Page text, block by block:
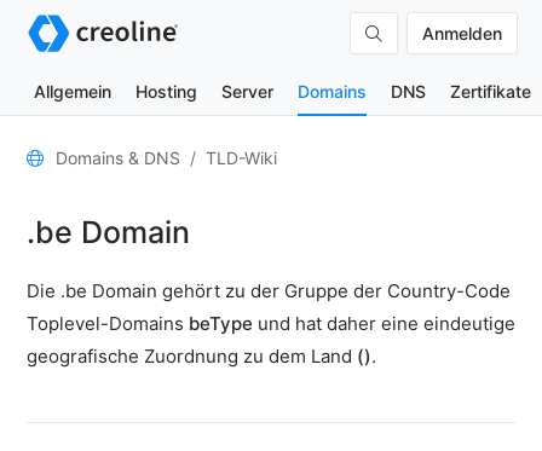
Anmelden
Allgemein Hosting Server Domains DNS Zertifikate
Allgemein
Kontakte
TLD-
Domains & DNS TLD-Wiki
.be Domain
Die .be Domain gehört zu der Gruppe der Country-Code
Toplevel-Domains beType und hat daher eine eindeutige
geografische Zuordnung zu dem Land ().